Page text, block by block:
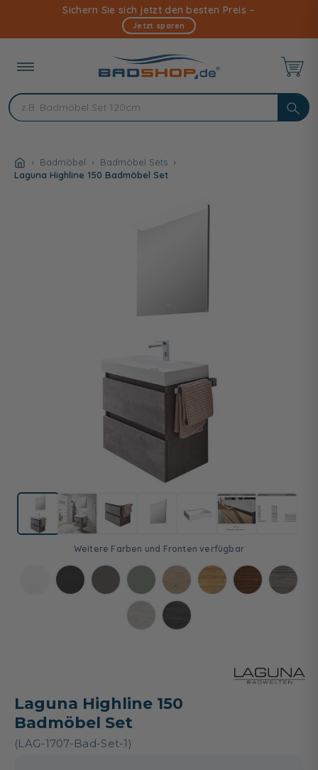
Inhalt
Sichern Sie sich jetzt den besten Preis –
Jetzt sparen
Badmöbel
Badmöbel Sets
Laguna Highline 150 Badmöbel Set
Laguna Highline 150
Badmöbel Set
(LAG-1707-Bad-Set-1)